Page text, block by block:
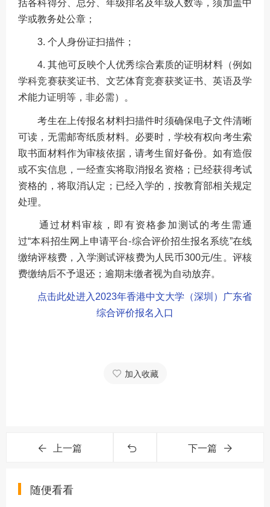
括各科得分、总分、年级排名及年级人数等，须加盖中
学或教务处公章；
3. 个人身份证扫描件；
4. 其他可反映个人优秀综合素质的证明材料（例如
学科竞赛获奖证书、文艺体育竞赛获奖证书、英语及学
术能力证明等，非必需）。
考生在上传报名材料扫描件时须确保电子文件清晰
可读，无需邮寄纸质材料。必要时，学校有权向考生索
取书面材料作为审核依据，请考生留好备份。如有造假
或不实信息，一经查实将取消报名资格；已经获得考试
资格的，将取消认定；已经入学的，按教育部相关规定
处理。
通过材料审核，即有资格参加测试的考生需通
过“本科招生网上申请平台-综合评价招生报名系统”在线
缴纳评核费，入学测试评核费为人民币300元/生。评核
费缴纳后不予退还；逾期未缴者视为自动放弃。
点击此处进入2023年香港中文大学（深圳）广东省
综合评价报名入口
加入收藏
上一篇 下一篇
随便看看